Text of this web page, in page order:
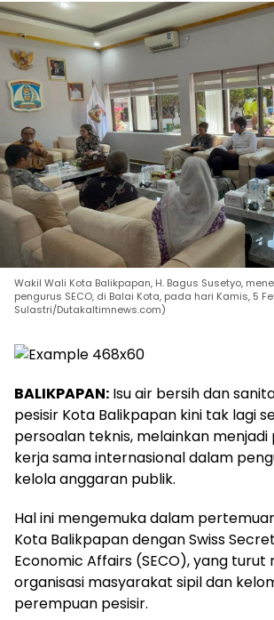
Wakil Wali Kota Balikpapan, H. Bagus Susetyo,
pengurus SECO, di Balai Kota, pada hari Kamis, 5
Sulastri/Dutakaltimnews.com)
BALIKPAPAN: Isu air bersih dan
pesisir Kota Balikpapan kini tak lagi
persoalan teknis, melainkan menjadi
kerja sama internasional dalam
kelola anggaran publik.
Hal ini mengemuka dalam
Kota Balikpapan dengan Swiss
Economic Affairs (SECO), yang
organisasi masyarakat sipil dan
perempuan pesisir.